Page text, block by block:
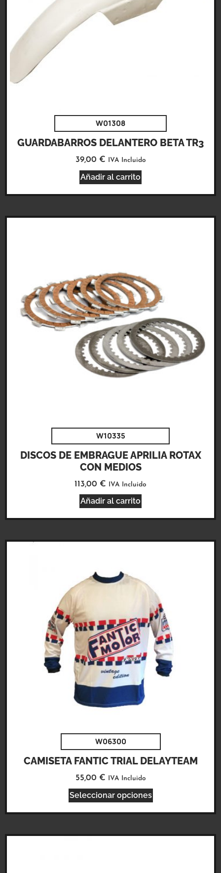
W01308
GUARDABARROS DELANTERO BETA TR3
39,00 € IVA Incluido
Añadir al carrito
W10335
DISCOS DE EMBRAGUE APRILIA ROTAX
CON MEDIOS
113,00 € IVA Incluido
Añadir al carrito
W06300
CAMISETA FANTIC TRIAL DELAYTEAM
55,00 € IVA Incluido
Seleccionar opciones